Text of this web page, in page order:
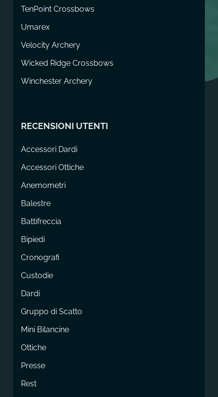
TenPoint Crossbows
Umarex
Velocity Archery
Wicked Ridge Crossbows
Winchester Archery
RECENSIONI UTENTI
Accessori Dardi
Accessori Ottiche
Anemometri
Balestre
Battifreccia
Bipiedi
Cronografi
Custodie
Dardi
Gruppo di Scatto
Mini Bilancine
Ottiche
Presse
Rest